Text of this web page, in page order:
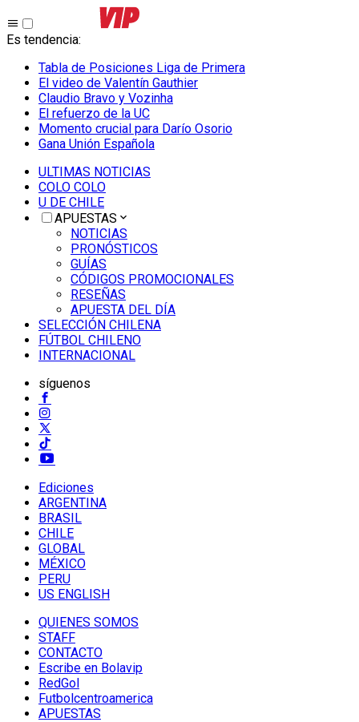
Es tendencia:
Tabla de Posiciones Liga de Primera
El video de Valentín Gauthier
Claudio Bravo y Vozinha
El refuerzo de la UC
Momento crucial para Darío Osorio
Gana Unión Española
ULTIMAS NOTICIAS
COLO COLO
U DE CHILE
APUESTAS
NOTICIAS
PRONÓSTICOS
GUÍAS
CÓDIGOS PROMOCIONALES
RESEÑAS
APUESTA DEL DÍA
SELECCIÓN CHILENA
FÚTBOL CHILENO
INTERNACIONAL
síguenos
Ediciones
ARGENTINA
BRASIL
CHILE
GLOBAL
MÉXICO
PERU
US ENGLISH
QUIENES SOMOS
STAFF
CONTACTO
Escribe en Bolavip
RedGol
Futbolcentroamerica
APUESTAS